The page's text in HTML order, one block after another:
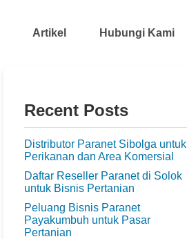
Artikel Hubungi Kami
Recent Posts
Distributor Paranet Sibolga untuk
Perikanan dan Area Komersial
Daftar Reseller Paranet di Solok
untuk Bisnis Pertanian
Peluang Bisnis Paranet
Payakumbuh untuk Pasar
Pertanian